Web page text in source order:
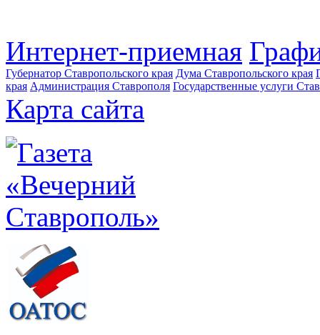
Интернет-приемная
Губернатор Ставропольского края Дума Ставропольского края
края Администрация Ставрополя Государственные услуги
Карта сайта